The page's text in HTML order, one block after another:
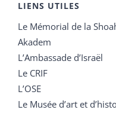
LIENS UTILES
Le Mémorial de la
Akadem
L’Ambassade d’Israël
Le CRIF
L’OSE
Le Musée d’art et